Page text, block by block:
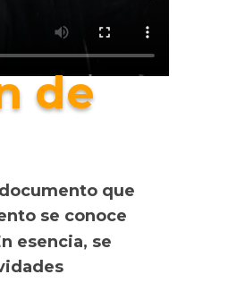
de
que
se conoce
esencia, se